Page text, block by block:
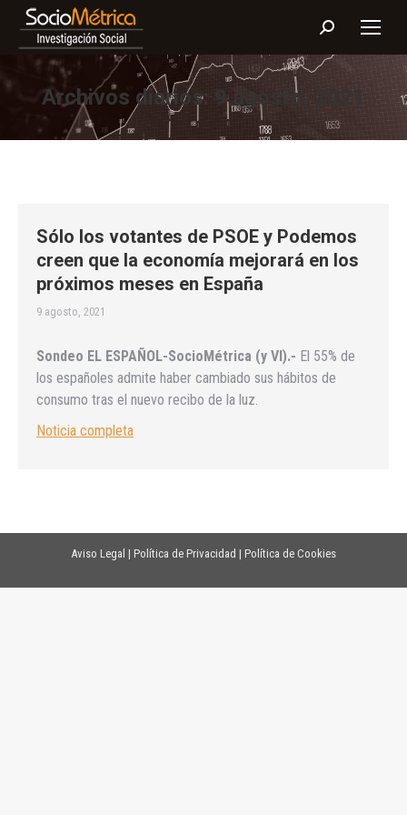
Buscar:
Archivos diarios: 9 agosto, 2021
Sólo los votantes de PSOE y Podemos
creen que la economía mejorará en los
próximos meses en España
9 agosto, 2021
Sondeo EL ESPAÑOL-SocioMétrica (y VI).- El 55% de
los españoles admite haber cambiado sus hábitos de
consumo tras el nuevo recibo de la luz.
Noticia completa
Aviso Legal | Política de Privacidad | Política de Cookies